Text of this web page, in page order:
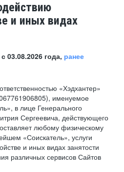
и иных видах
03.08.2026 года, ранее
«Хэдхантер»
именуемое
в лице Генерального
Сергеевича, действующего
любому физическому
«Соискатель», услуги
и иных видах занятости
различных сервисов Сайтов